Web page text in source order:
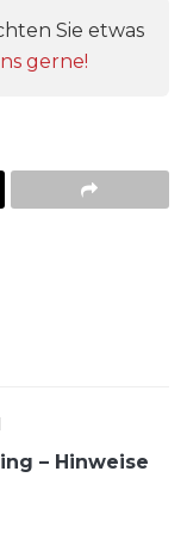
Sie etwas
gerne!
– Hinweise